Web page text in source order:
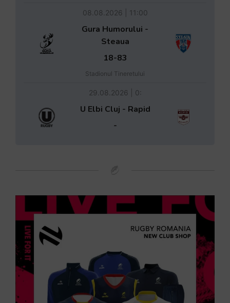
08.08.2026 | 11:00
Gura Humorului -
Steaua
18-83
Stadionul Tineretului
29.08.2026 | 0:
U Elbi Cluj - Rapid
-